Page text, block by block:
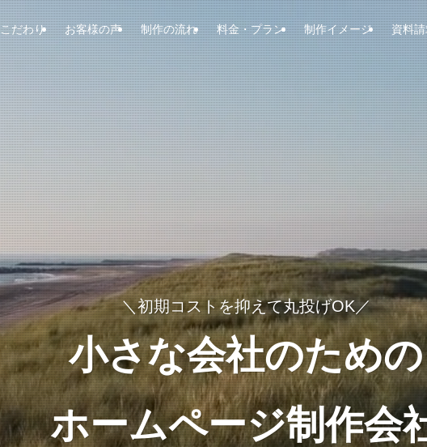
こだわり お客様の声 制作の流れ 料金・プラン 制作イメージ 資料
＼初期コストを抑えて丸投げOK／
小さな会社のための
ホームページ制作会